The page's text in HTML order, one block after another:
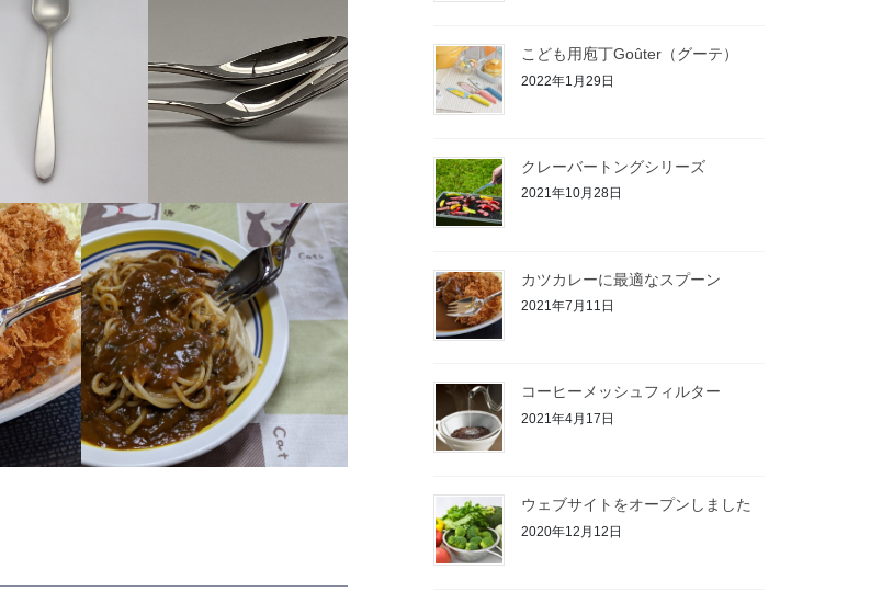
こども用庖丁Goûter（グーテ）
2022年1月29日
クレーバートングシリーズ
2021年10月28日
カツカレーに最適なスプーン
2021年7月11日
コーヒーメッシュフィルター
2021年4月17日
ウェブサイトをオープンしました
2020年12月12日